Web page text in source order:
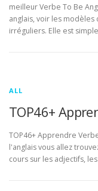
meilleur Verbe To Be
anglais, voir les modèles
irréguliers. Elle est
ALL
TOP46+
TOP46+ Apprendre
l'anglais vous allez
cours sur les adjectifs,